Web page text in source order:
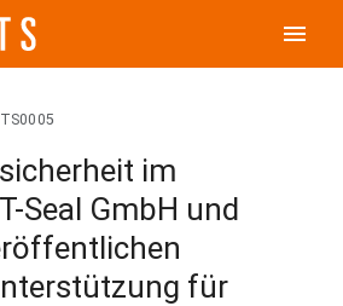
menu
im
Seal GmbH und
für